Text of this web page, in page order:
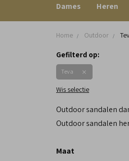
Dames Heren
Home Outdoor
Gefilterd op:
Teva
Wis selectie
Outdoor sandalen
Outdoor sandalen
Maat